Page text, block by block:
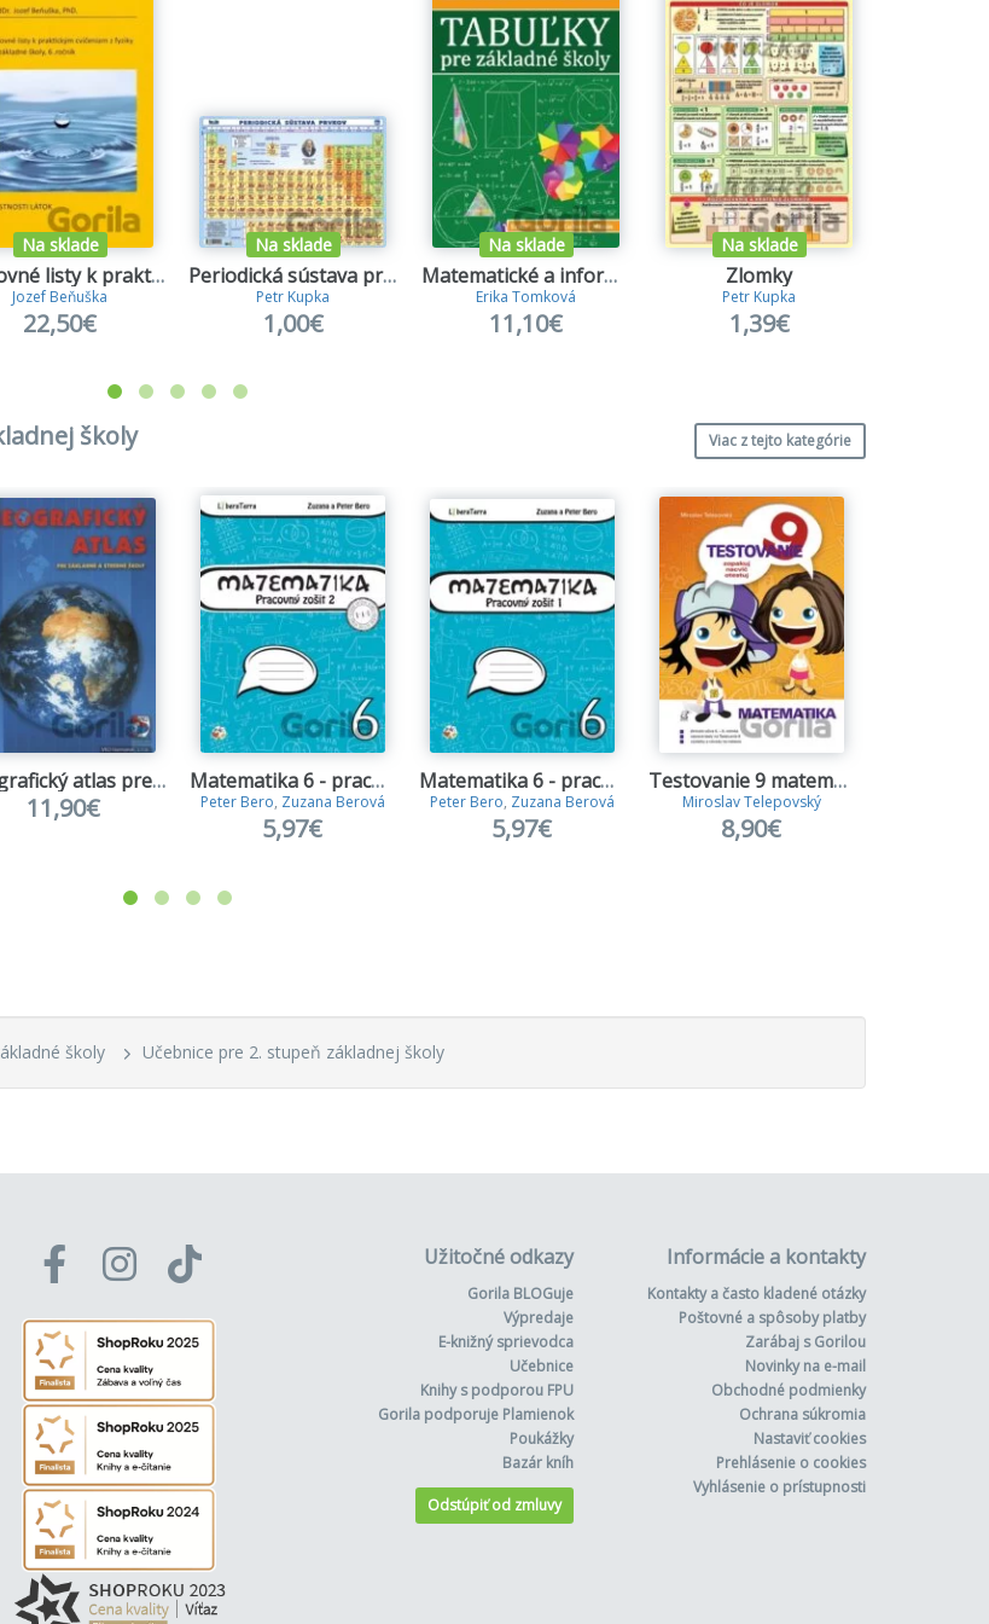
nájdete chemické veličiny, ich jednotky a vzorce pre chemické výpočty.
Na sklade
Pracovné listy k praktickým cvičeniam z fyziky pre základné školy /6. ročník
Jozef Beňuška
22,50€
Na sklade
Periodická sústava prvkov (A5)
Petr Kupka
1,00€
Na sklade
Matematické a informatické tabuľky pre základné školy
Erika Tomková
11,10€
Na sklade
Zlomky
Petr Kupka
1,39€
školy Viac z tejto kategórie
Geografický atlas pre základné a stredné školy
11,90€
Matematika 6 - pracovný zošit 2
Peter Bero, Zuzana Berová
5,97€
Matematika 6 - pracovný zošit 1
Peter Bero, Zuzana Berová
5,97€
Testovanie 9 matematika
Miroslav Telepovský
8,90€
školy Učebnice pre 2. stupeň základnej školy
Užitočné odkazy
Gorila BLOGuje
Výpredaje
E-knižný sprievodca
Učebnice
Knihy s podporou FPU
Gorila podporuje Plamienok
Poukážky
Bazár kníh
Odstúpiť od zmluvy
Informácie a kontakty
Kontakty a často kladené otázky
Poštovné a spôsoby platby
Zarábaj s Gorilou
Novinky na e-mail
Obchodné podmienky
Ochrana súkromia
Nastaviť cookies
Prehlásenie o cookies
Vyhlásenie o prístupnosti